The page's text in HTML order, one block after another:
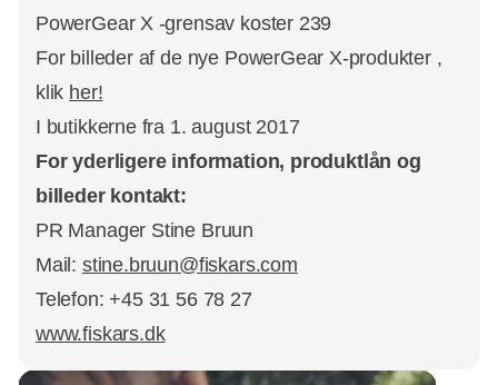
PowerGear X -grensav koster 239
For billeder af de nye PowerGear X-produkter ,
klik her!
I butikkerne fra 1. august 2017
For yderligere information, produktlån og
billeder kontakt:
PR Manager Stine Bruun
Mail: stine.bruun@fiskars.com
Telefon: +45 31 56 78 27
www.fiskars.dk